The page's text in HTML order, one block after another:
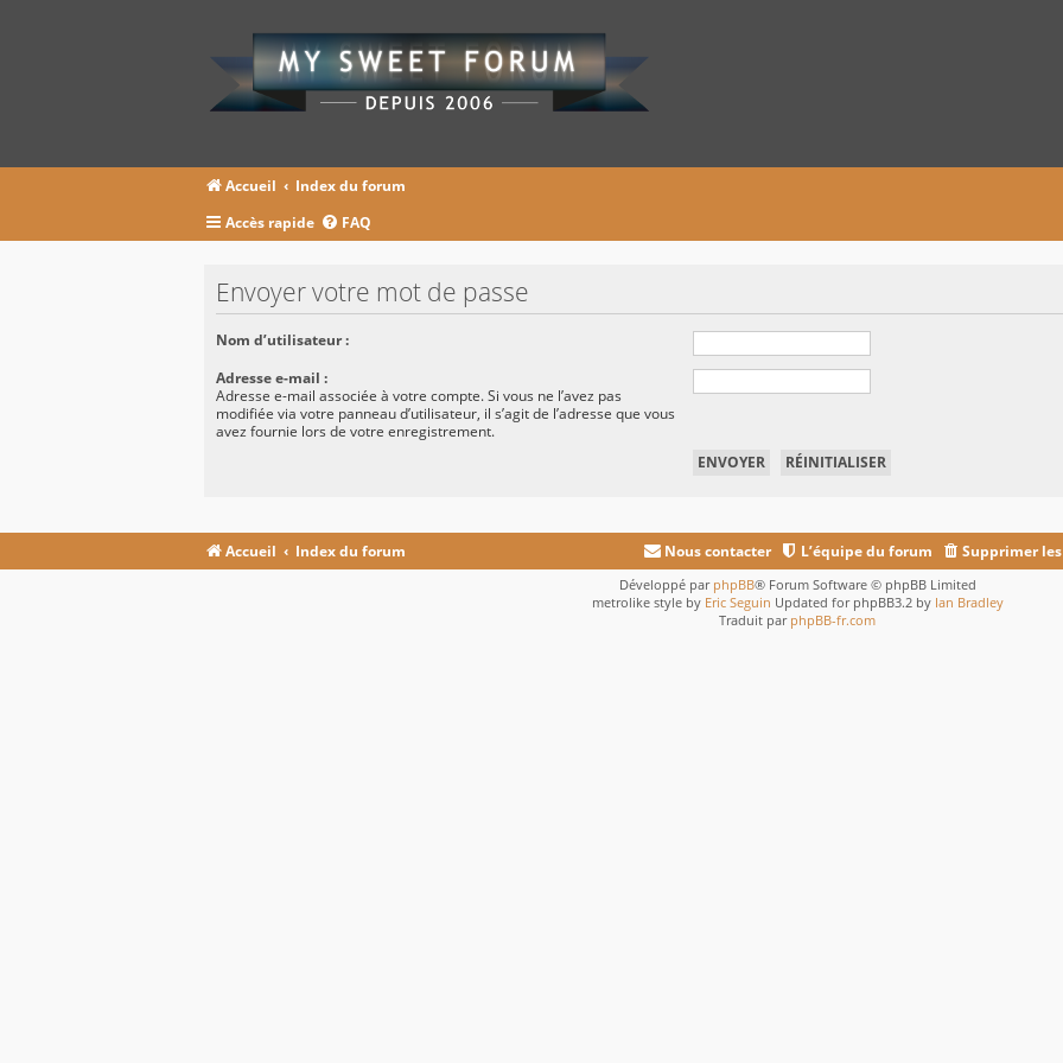
Accueil
Index du forum
Accès rapide
FAQ
Envoyer votre mot de passe
Nom d’utilisateur :
Adresse e-mail :
Adresse e-mail associée à votre compte. Si vous ne l’avez pas
modifiée via votre panneau d’utilisateur, il s’agit de l’adresse que vous
avez fournie lors de votre enregistrement.
Accueil Index du forum Supprimer
L’équipe du forum
Nous contacter
Développé par phpBB® Forum Software © phpBB Limited
metrolike style by Eric Seguin Updated for phpBB3.2 by Ian Bradley
Traduit par phpBB-fr.com